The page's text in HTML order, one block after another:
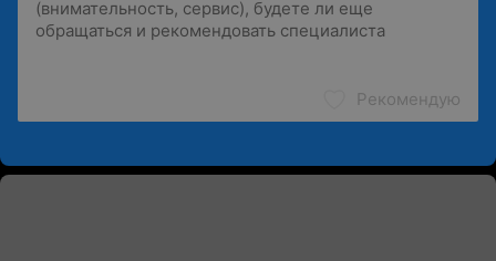
Рекомендую